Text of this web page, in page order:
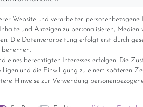
Website und verarbeiten personenbezogene
und Anzeigen zu personalisieren,
Die Datenverarbeitung erfolgt erst durch
berechtigten Interesses erfolgen. Die
und die Einwilligung zu einem späteren
Hinweise zur Verwendung
per GLS (6,90 Euro) oder DHL (8,49 Euro
Lieferung ab 150 Euro Warenwert
Internationale Versandkosten
gem. § 25a UStG der